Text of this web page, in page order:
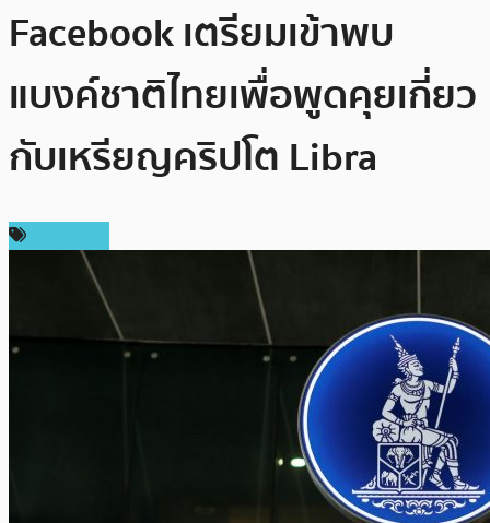
Facebook เตรียมเข้าพบ
แบงค์ชาติไทยเพื่อพูดคุยเกี่ยว
กับเหรียญคริปโต Libra